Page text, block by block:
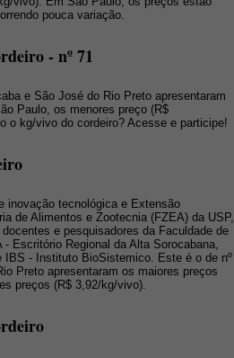
pouca variação.
- nº 71
e São José do Rio Preto apresentaram
Paulo, os menores preço (R$
o kg/vivo do cordeiro? Acesse e participe!
inovação tecnológica e Extensão
de Alimentos e Zootecnia (FZEA) da USP,
e pesquisadores da Faculdade de
Escritório Regional da Alta Sorocabana,
IBS - Instituto BioSistemico. Este é o de nº
Preto apresentaram os maiores preços
preços (R$ 3,92/kg/vivo).